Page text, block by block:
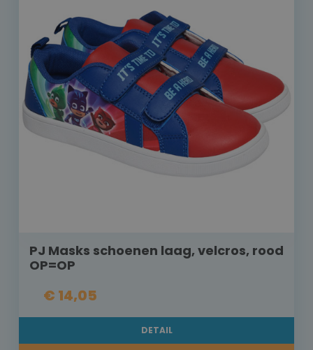
PJ Masks schoenen laag, velcros, rood
OP=OP
€ 14,05
DETAIL